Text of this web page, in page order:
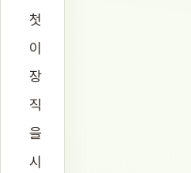
첫
이
장
직
을
시